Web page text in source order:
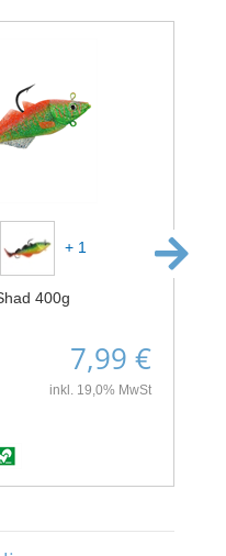
+ 1
400g
7,99 €
inkl. 19,0% MwSt